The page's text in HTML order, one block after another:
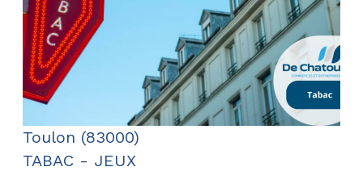
voir le bien
Toulon (83000)
TABAC - JEUX